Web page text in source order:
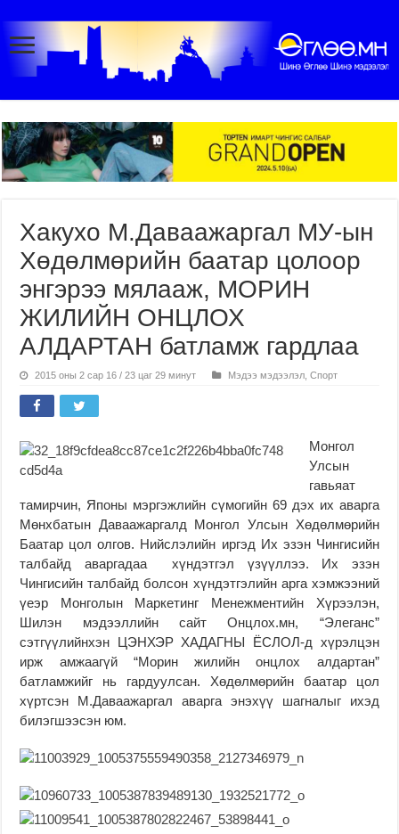
Хакухо М.Даваажаргал МУ-ын
Хөдөлмөрийн баатар цолоор
энгэрээ мялааж, МОРИН
ЖИЛИЙН ОНЦЛОХ
АЛДАРТАН батламж гардлаа
2015 оны 2 сар 16 / 23 цаг 29 минут Мэдээ мэдээлэл ,Спорт
Монгол
Улсын
гавьяат
тамирчин, Японы мэргэжлийн сүмогийн 69 дэх их аварга
Мөнхбатын Даваажаргалд Монгол Улсын Хөдөлмөрийн
Баатар цол олгов. Нийслэлийн иргэд Их эзэн Чингисийн
талбайд аваргадаа хүндэтгэл үзүүллээ. Их эзэн
Чингисийн талбайд болсон хүндэтгэлийн арга хэмжээний
үеэр Монголын Маркетинг Менежментийн Хүрээлэн,
Шилэн мэдээллийн сайт Онцлох.мн, “Элеганс”
сэтгүүлийнхэн ЦЭНХЭР ХАДАГНЫ ЁСЛОЛ-д хүрэлцэн
ирж амжаагүй “Морин жилийн онцлох алдартан”
батламжийг нь гардуулсан. Хөдөлмөрийн баатар цол
хүртсэн М.Даваажаргал аварга энэхүү шагналыг ихэд
билэгшээсэн юм.